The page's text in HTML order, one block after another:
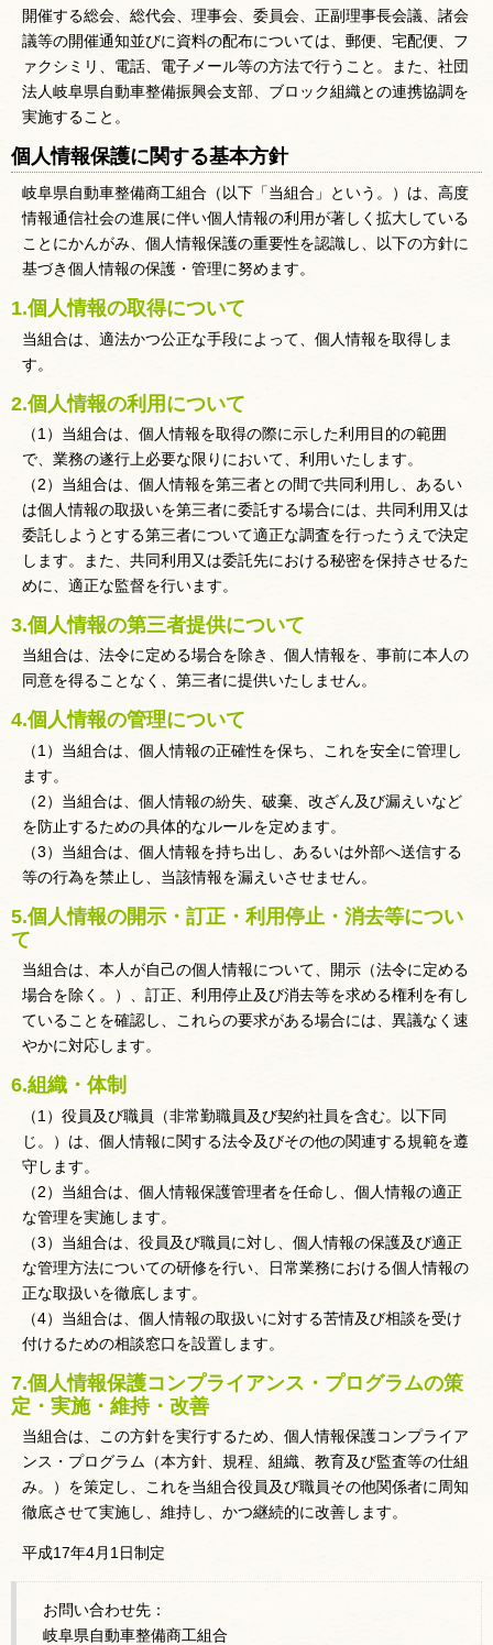
開催する総会、総代会、理事会、委員会、正副理事長会議、諸会
議等の開催通知並びに資料の配布については、郵便、宅配便、フ
ァクシミリ、電話、電子メール等の方法で行うこと。また、社団
法人岐阜県自動車整備振興会支部、ブロック組織との連携協調を
実施すること。
個人情報保護に関する基本方針
岐阜県自動車整備商工組合（以下「当組合」という。）は、高度
情報通信社会の進展に伴い個人情報の利用が著しく拡大している
ことにかんがみ、個人情報保護の重要性を認識し、以下の方針に
基づき個人情報の保護・管理に努めます。
1.個人情報の取得について
当組合は、適法かつ公正な手段によって、個人情報を取得しま
す。
2.個人情報の利用について
（1）当組合は、個人情報を取得の際に示した利用目的の範囲
で、業務の遂行上必要な限りにおいて、利用いたします。
（2）当組合は、個人情報を第三者との間で共同利用し、あるい
は個人情報の取扱いを第三者に委託する場合には、共同利用又は
委託しようとする第三者について適正な調査を行ったうえで決定
します。また、共同利用又は委託先における秘密を保持させるた
めに、適正な監督を行います。
3.個人情報の第三者提供について
当組合は、法令に定める場合を除き、個人情報を、事前に本人の
同意を得ることなく、第三者に提供いたしません。
4.個人情報の管理について
（1）当組合は、個人情報の正確性を保ち、これを安全に管理し
ます。
（2）当組合は、個人情報の紛失、破棄、改ざん及び漏えいなど
を防止するための具体的なルールを定めます。
（3）当組合は、個人情報を持ち出し、あるいは外部へ送信する
等の行為を禁止し、当該情報を漏えいさせません。
5.個人情報の開示・訂正・利用停止・消去等につい
て
当組合は、本人が自己の個人情報について、開示（法令に定める
場合を除く。）、訂正、利用停止及び消去等を求める権利を有し
ていることを確認し、これらの要求がある場合には、異議なく速
やかに対応します。
6.組織・体制
（1）役員及び職員（非常勤職員及び契約社員を含む。以下同
じ。）は、個人情報に関する法令及びその他の関連する規範を遵
守します。
（2）当組合は、個人情報保護管理者を任命し、個人情報の適正
な管理を実施します。
（3）当組合は、役員及び職員に対し、個人情報の保護及び適正
な管理方法についての研修を行い、日常業務における個人情報の
正な取扱いを徹底します。
（4）当組合は、個人情報の取扱いに対する苦情及び相談を受け
付けるための相談窓口を設置します。
7.個人情報保護コンプライアンス・プログラムの策
定・実施・維持・改善
当組合は、この方針を実行するため、個人情報保護コンプライア
ンス・プログラム（本方針、規程、組織、教育及び監査等の仕組
み。）を策定し、これを当組合役員及び職員その他関係者に周知
徹底させて実施し、維持し、かつ継続的に改善します。
平成17年4月1日制定
お問い合わせ先：
岐阜県自動車整備商工組合